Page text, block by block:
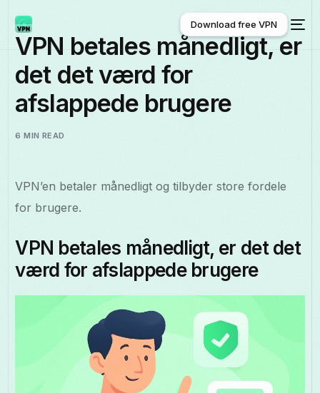
Download free VPN
Download free VPN
VPN betales månedligt, er
det det værd for
afslappede brugere
6 MIN READ
VPN’en betaler månedligt og tilbyder store fordele
for brugere.
VPN betales månedligt, er det det
værd for afslappede brugere